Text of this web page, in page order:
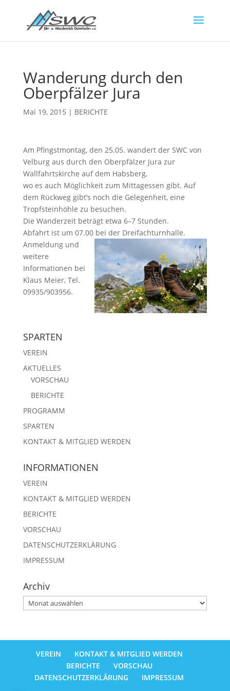
Wanderung durch den
Oberpfälzer Jura
Mai 19, 2015 | BERICHTE
Am Pfingstmontag, den 25.05. wandert der SWC von
Velburg aus durch den Oberpfälzer Jura zur
Wallfahrtskirche auf dem Habsberg,
wo es auch Möglichkeit zum Mittagessen gibt. Auf
dem Rückweg gibt’s noch die Gelegenheit, eine
Tropfsteinhöhle zu besuchen.
Die Wanderzeit beträgt etwa 6–7 Stunden.
Abfahrt ist um 07.00 bei der Dreifachturnhalle.
Anmeldung und
weitere
Informationen bei
Klaus Meier, Tel.
09935/903956.
SPARTEN
VEREIN
AKTUELLES
VORSCHAU
BERICHTE
PROGRAMM
SPARTEN
KONTAKT & MITGLIED WERDEN
INFORMATIONEN
VEREIN
KONTAKT & MITGLIED WERDEN
BERICHTE
VORSCHAU
DATENSCHUTZERKLÄRUNG
IMPRESSUM
Archiv
Archiv
VEREIN
KONTAKT & MITGLIED WERDEN
BERICHTE
VORSCHAU
DATENSCHUTZERKLÄRUNG
IMPRESSUM